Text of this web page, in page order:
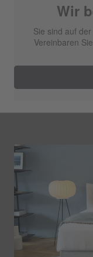
Wir
Sie sind auf
Vereinbaren